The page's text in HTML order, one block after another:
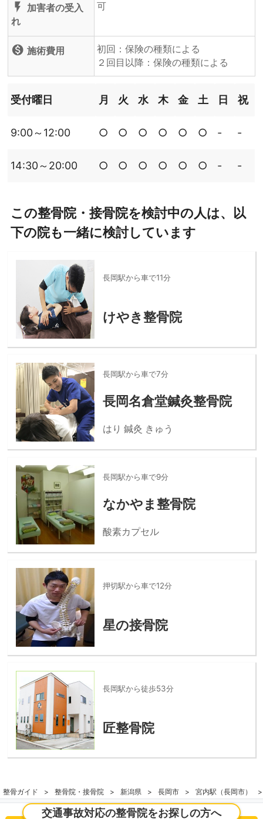
flash_on
加害者の受入
れ
可
monetization_on 施術費用
初回：保険の種類による
２回目以降：保険の種類による
受付曜日 月 火 水 木 金 土 日 祝
9:00～12:00 ○ ○ ○ ○ ○ ○ ‐ ‐
14:30～20:00 ○ ○ ○ ○ ○ ○ ‐ ‐
この整骨院・接骨院を検討中の人は、以
下の院も一緒に検討しています
長岡駅から車で11分
けやき整骨院
長岡駅から車で7分
長岡名倉堂鍼灸整骨院
はり 鍼灸 きゅう
長岡駅から車で9分
なかやま整骨院
酸素カプセル
押切駅から車で12分
星の接骨院
長岡駅から徒歩53分
匠整骨院
整骨ガイド 整骨院・接骨院 新潟県 長岡市 宮内駅（長岡市）
交通事故対応の整骨院をお探しの方へ